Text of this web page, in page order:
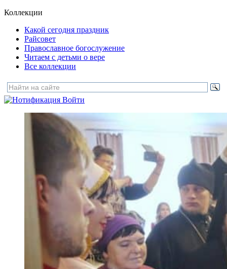
Коллекции
Какой сегодня праздник
Райсовет
Православное богослужение
Читаем с детьми о вере
Все коллекции
Войти